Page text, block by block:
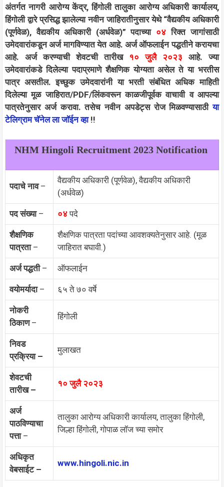
अंतर्गत नागरी आरोग्य केंद्र, हिंगोली तालुका आरोग्य अधिकारी कार्यालय,
हिंगोली द्वारे प्रसिद्ध झालेल्या नवीन जाहिरातीनुसार येथे “वैद्यकीय अधिकारी
(पूर्णवेळ), वैद्यकीय अधिकारी (अर्धवेळ)” पदाच्या ०४रिक्त जागांसाठी
उमेदवारांकडून अर्ज मागविण्यात येत आहे. अर्ज ऑफलाईन पद्धतीने करायचा
आहे. अर्ज करण्याची शेवटची तारीख१० जुलै २०२३ आहे. ज्या
उमेदवारांकडे दिलेल्या पदाप्रमाणे शैक्षणिक योग्यता असेल ते या भरतीस
पात्र असतील. इच्छुक उमेदवारांनी या भरती संबंधित अधिक माहिती
दिलेल्या मूळ जाहिरात/PDF/लिंकवरून काळजीपूर्वक वाचावी व आपल्या
पात्रतेनुसार अर्ज करावा.तसेच नवीन अपडेट्स रोज मिळवण्यासाठीया
टेलिग्राम चॅनेल ला जॉईन व्हा!!
NHM Hingoli Recruitment 2023 Notification
पदाचे नाव–
वैद्यकीय अधिकारी (पूर्णवेळ), वैद्यकीय अधिकारी
(अर्धवेळ)
पद संख्या– ०४पदे
शैक्षणिक
पात्रता–
शैक्षणिक पात्रता पदांच्या आवशक्यतेनुसार आहे. (मूळ
जाहिरात बघावी.)
अर्ज पद्धती– ऑफलाईन
वयोमर्यादा– ६५ ते ७० वर्षे
नोकरी
ठिकाण–
हिंगोली
निवड
प्रक्रिया –
मुलाखत
शेवटची
तारीख –
१० जुलै २०२३
अर्ज
पाठविण्याचा
पत्ता–
तालुका आरोग्य अधिकारी कार्यालय, तालुका हिंगोली,
जिल्हा हिंगोली, गोपाळ लॉज च्या समोर
अधिकृत
वेबसाईट –
www.hingoli.nic.in